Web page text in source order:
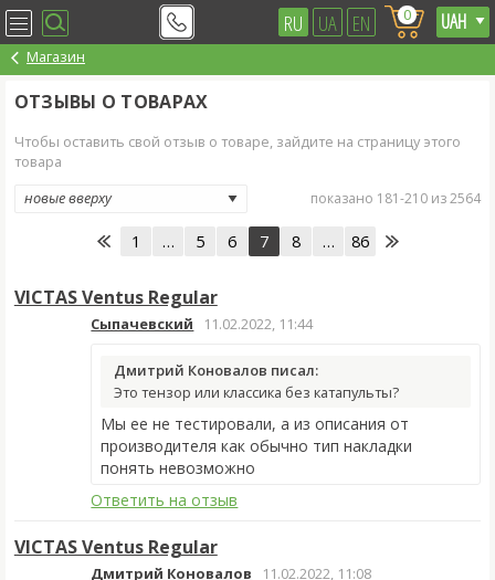
RU UA EN 0
Магазин
ОТЗЫВЫ О ТОВАРАХ
Чтобы оставить свой отзыв о товаре, зайдите на страницу этого
товара
показано 181-210 из 2564
1 … 5 6 7 8 … 86
VICTAS Ventus Regular
Сыпачевский 11.02.2022, 11:44
Дмитрий Коновалов писал:
Это тензор или классика без катапульты?
Мы ее не тестировали, а из описания от
производителя как обычно тип накладки
понять невозможно
Ответить на отзыв
VICTAS Ventus Regular
Дмитрий Коновалов 11.02.2022, 11:08